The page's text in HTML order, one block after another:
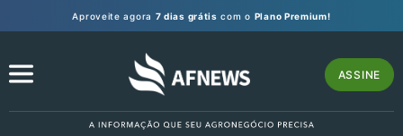
Aproveite agora 7 dias grátis com o Plano Premium!
ASSINE